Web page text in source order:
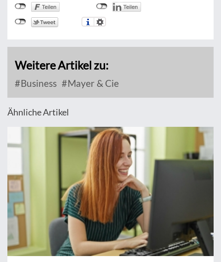
Weitere Artikel zu:
Business Mayer & Cie
Ähnliche Artikel